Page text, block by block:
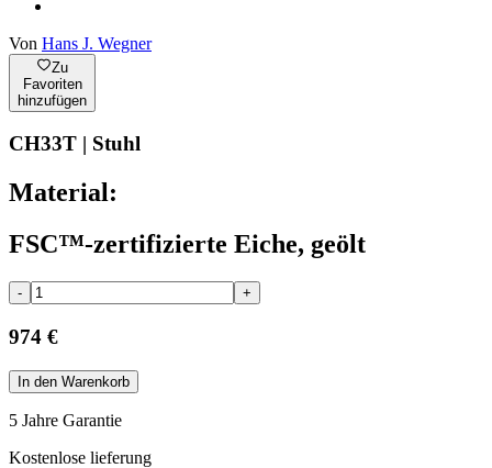
Von Hans J. Wegner
Zu
Favoriten
hinzufügen
CH33T | Stuhl
Material:
FSC™-zertifizierte Eiche, geölt
- +
974 €
In den Warenkorb
5 Jahre Garantie
Kostenlose lieferung